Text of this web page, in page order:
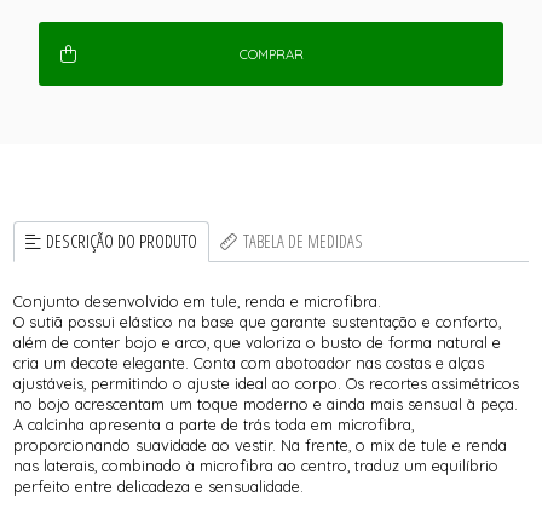
COMPRAR
DESCRIÇÃO DO PRODUTO TABELA DE MEDIDAS
Conjunto desenvolvido em tule, renda e microfibra.
O sutiã possui elástico na base que garante sustentação e conforto,
além de conter bojo e arco, que valoriza o busto de forma natural e
cria um decote elegante. Conta com abotoador nas costas e alças
ajustáveis, permitindo o ajuste ideal ao corpo. Os recortes assimétricos
no bojo acrescentam um toque moderno e ainda mais sensual à peça.
A calcinha apresenta a parte de trás toda em microfibra,
proporcionando suavidade ao vestir. Na frente, o mix de tule e renda
nas laterais, combinado à microfibra ao centro, traduz um equilíbrio
perfeito entre delicadeza e sensualidade.